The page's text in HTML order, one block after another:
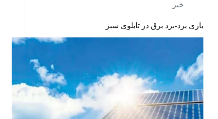
خبر
بازی برد-برد برق در تابلوی سبز